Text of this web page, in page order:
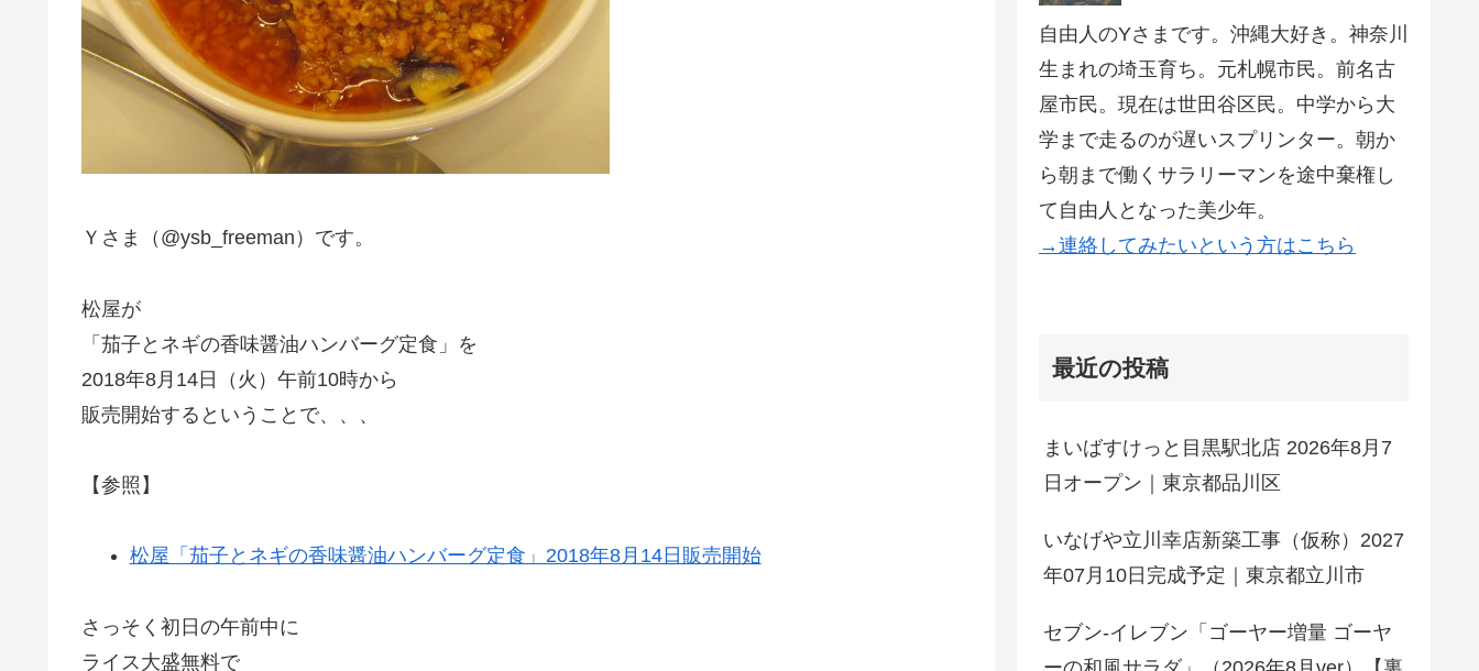
Ｙさま（@ysb_freeman）です。
松屋が
「茄子とネギの香味醤油ハンバーグ定食」を
2018年8月14日（火）午前10時から
販売開始するということで、、、
【参照】
松屋「茄子とネギの香味醤油ハンバーグ定食」2018年8月14日販売開始
さっそく初日の午前中に
ライス大盛無料で
自由人のYさまです。沖縄大好き。神奈川
生まれの埼玉育ち。元札幌市民。前名古
屋市民。現在は世田谷区民。中学から大
学まで走るのが遅いスプリンター。朝か
ら朝まで働くサラリーマンを途中棄権し
て自由人となった美少年。
→連絡してみたいという方はこちら
最近の投稿
まいばすけっと目黒駅北店 2026年8月7
日オープン｜東京都品川区
いなげや立川幸店新築工事（仮称）2027
年07月10日完成予定｜東京都立川市
セブン-イレブン「ゴーヤー増量 ゴーヤ